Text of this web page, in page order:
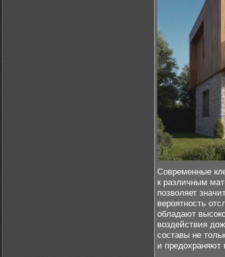
Современные
к различным
позволяет
вероятность
обладают
воздействия
составы не
и предохраняют